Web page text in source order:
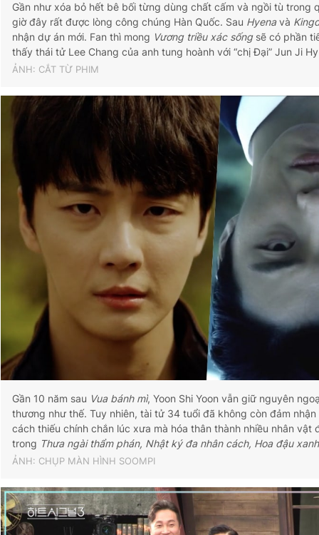
Gần như xóa bỏ hết bê bối từng dùng chất cấm và ngồi tù trong
giờ đây rất được lòng công chúng Hàn Quốc. Sau Hyenavà
nhận dự án mới. Fan thì mong Vương triều xác sốngsẽ có phần
thấy thái tử Lee Chang của anh tung hoành với “chị Đại” Jun Ji
ẢNH: CẮT TỪ PHIM
Gần 10 năm sau Vua bánh mì, Yoon Shi Yoon vẫn giữ nguyên
thương như thế. Tuy nhiên, tài tử 34 tuổi đã không còn đảm
cách thiếu chính chắn lúc xưa mà hóa thân thành nhiều nhân vật
trong Thưa ngài thẩm phán, Nhật ký đa nhân cách, Hoa đậu
ẢNH: CHỤP MÀN HÌNH SOOMPI